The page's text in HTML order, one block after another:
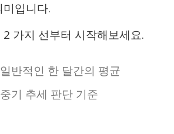
입니다.
가지 선부터 시작해보세요.
반적인 한 달간의 평균
기 추세 판단 기준